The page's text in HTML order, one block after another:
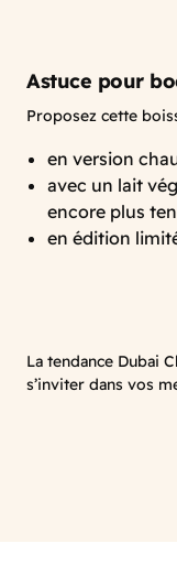
Astuce pour
Proposez cette
en version
avec un lait
encore plus
en édition
La tendance Dubai
s’inviter dans vos